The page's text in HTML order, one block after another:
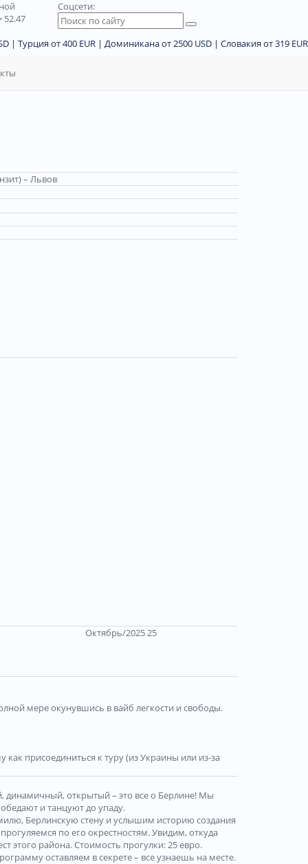
52.47
Соцсети:
| Турция от 400 EUR | Доминикана от 2500 USD | Словакия от 319 EUR
– Львов
Октябрь/2025 25
мере окунувшись в вайб легкости и свободы.
присоединиться к туру (из Украины или из-за
динамичный, открытый – это все о Берлине! Мы
и танцуют до упаду.
Берлинскую стену и услышим историю создания
по его окрестностям. Увидим, откуда
этого района. Стоимость прогулки: 25 евро.
оставляем в секрете – все узнаешь на месте.